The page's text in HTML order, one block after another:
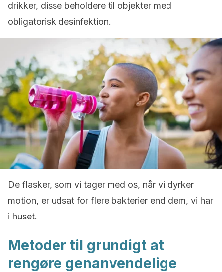
drikker, disse beholdere til objekter med
obligatorisk desinfektion.
De flasker, som vi tager med os, når vi dyrker
motion, er udsat for flere bakterier end dem, vi har
i huset.
Metoder til grundigt at
rengøre genanvendelige